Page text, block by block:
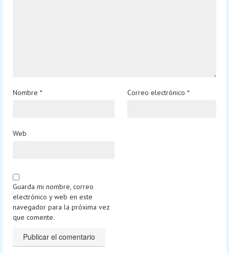
Nombre * Correo electrónico *
Web
Guarda mi nombre, correo
electrónico y web en este
navegador para la próxima vez
que comente.